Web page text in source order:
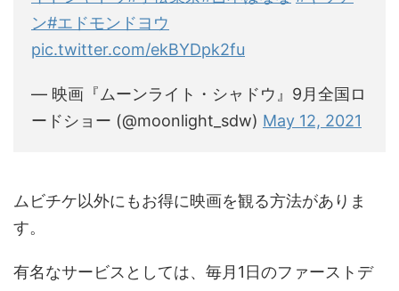
ン#エドモンドヨウ
pic.twitter.com/ekBYDpk2fu
— 映画『ムーンライト・シャドウ』9月全国ロ
ードショー (@moonlight_sdw) May 12, 2021
ムビチケ以外にもお得に映画を観る方法がありま
す。
有名なサービスとしては、毎月1日のファーストデ